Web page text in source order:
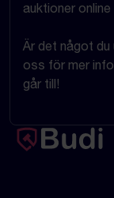
auktioner
Är det något
oss för mer
går till!